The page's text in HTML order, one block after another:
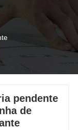
pendente
de